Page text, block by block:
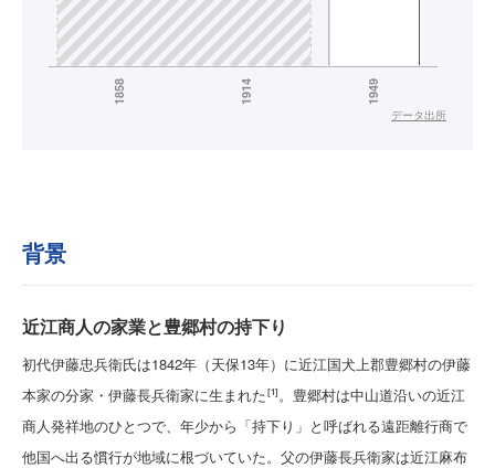
データ出所
背景
近江商人の家業と豊郷村の持下り
初代伊藤忠兵衛氏は1842年（天保13年）に近江国犬上郡豊郷村の伊藤
本家の分家・伊藤長兵衛家に生まれた[1]。豊郷村は中山道沿いの近江
商人発祥地のひとつで、年少から「持下り」と呼ばれる遠距離行商で
他国へ出る慣行が地域に根づいていた。父の伊藤長兵衛家は近江麻布